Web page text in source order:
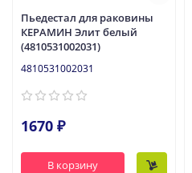
Пьедестал для раковины
КЕРАМИН Элит белый
(4810531002031)
4810531002031
1670 ₽
В корзину